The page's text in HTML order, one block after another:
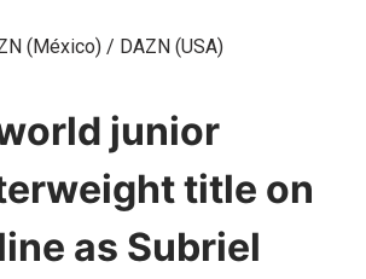
(México) / DAZN (USA)
junior
title on
as Subriel